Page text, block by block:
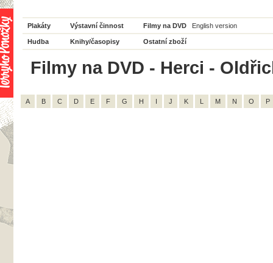
Plakáty Výstavní činnost Filmy na DVD English version
Hudba Knihy/časopisy Ostatní zboží
Filmy na DVD - Herci -
A B C D E F G H I J K L M N O P